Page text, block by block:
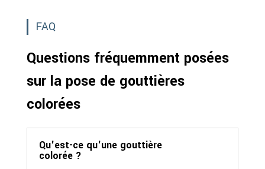
FAQ
Questions fréquemment posées
sur la pose de gouttières
colorées
Qu'est-ce qu'une gouttière
colorée ?